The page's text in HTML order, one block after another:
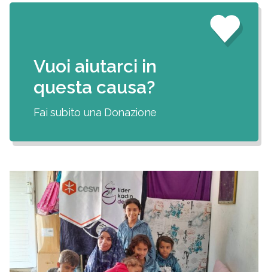
Vuoi aiutarci in
questa causa?
Fai subito una Donazione